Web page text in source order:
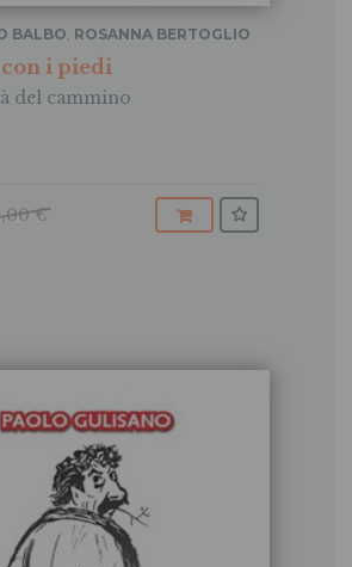
i piedi
del cammino
BALBO ROSANNA BERTOGLIO
€